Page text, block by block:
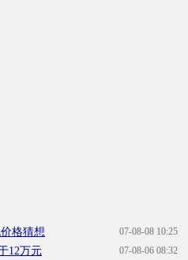
07-08-08 10:25
格猜想
07-08-06 08:32
12万元